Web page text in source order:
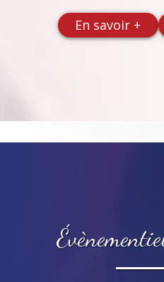
En savoir +